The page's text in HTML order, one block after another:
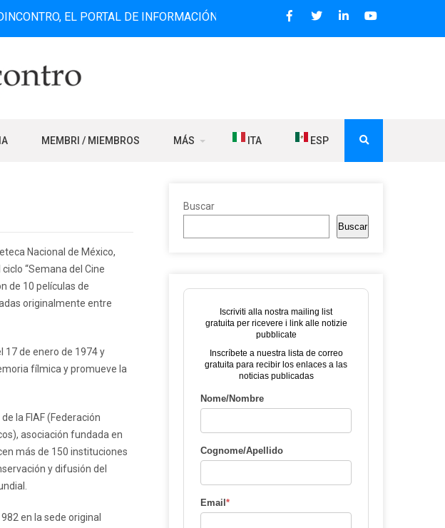
EL PORTAL DE INFORMACIÓN BILINGÜE QUE DESDE 2006 DIFUNDE NOTICIAS
MEMBRI / MIEMBROS MÁS ITA ESP
Nacional de México,
“Semana del Cine
de 10 películas de
originalmente entre
17 de enero de 1974 y
fílmica y promueve la
la FIAF (Federación
asociación fundada en
más de 150 instituciones
y difusión del
en la sede original
Buscar
Buscar
Iscriviti alla nostra mailing list
gratuita per ricevere i link alle notizie
pubblicate
Inscríbete a nuestra lista de correo
gratuita para recibir los enlaces a las
noticias publicadas
Nome/Nombre
Cognome/Apellido
Email *